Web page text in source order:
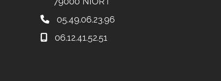
05.49.06.23.96
06.12.41.52.51